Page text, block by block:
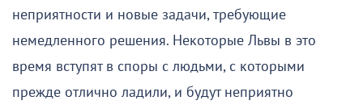
неприятности и новые задачи, требующие
немедленного решения. Некоторые Львы в это
время вступят в споры с людьми, с которыми
прежде отлично ладили, и будут неприятно